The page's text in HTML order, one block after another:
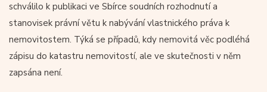
schválilo k publikaci ve Sbírce soudních rozhodnutí a
stanovisek právní větu k nabývání vlastnického práva k
nemovitostem. Týká se případů, kdy nemovitá věc podléhá
zápisu do katastru nemovitostí, ale ve skutečnosti v něm
zapsána není.